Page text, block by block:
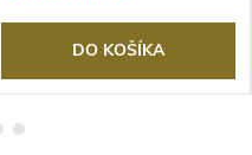
DO KOŠÍKA